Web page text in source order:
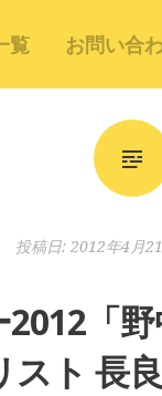
覧 お問い合
投稿日: 2012年4月
「
ト 長